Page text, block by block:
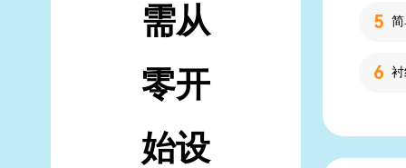
需从
零开
始设